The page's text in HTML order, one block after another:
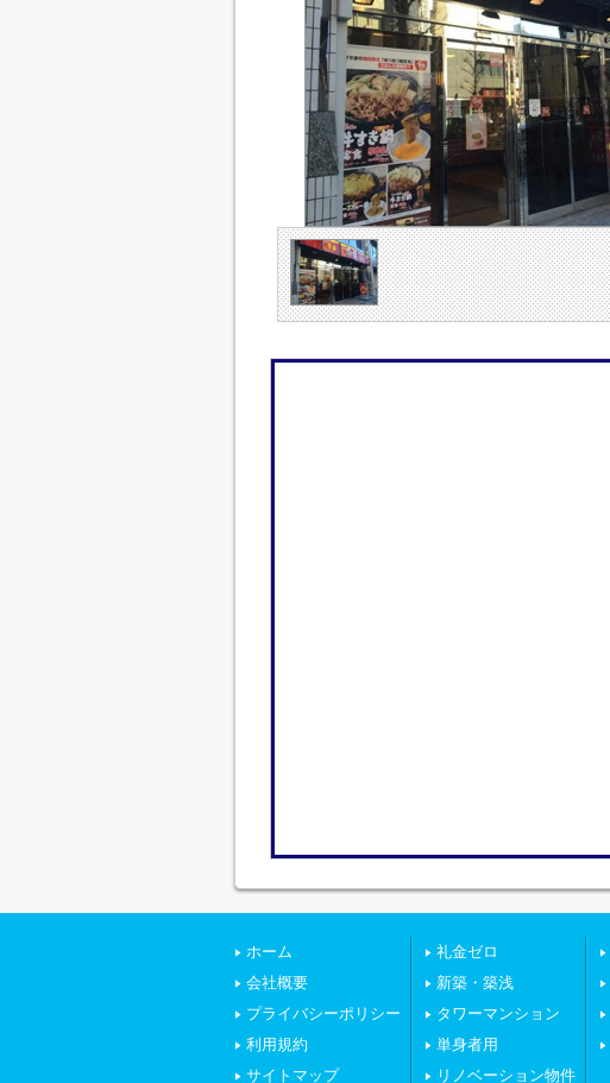
ホーム
会社概要
プライバシーポリシー
利用規約
サイトマップ
礼金ゼロ
新築・築浅
タワーマンション
単身者用
リノベーション物件